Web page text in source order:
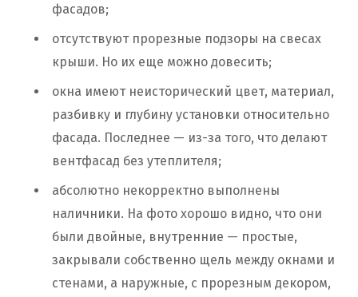
фасадов;
отсутствуют прорезные подзоры на свесах
крыши. Но их еще можно довесить;
окна имеют неисторический цвет, материал,
разбивку и глубину установки относительно
фасада. Последнее — из-за того, что делают
вентфасад без утеплителя;
абсолютно некорректно выполнены
наличники. На фото хорошо видно, что они
были двойные, внутренние — простые,
закрывали собственно щель между окнами и
стенами, а наружные, с прорезным декором,